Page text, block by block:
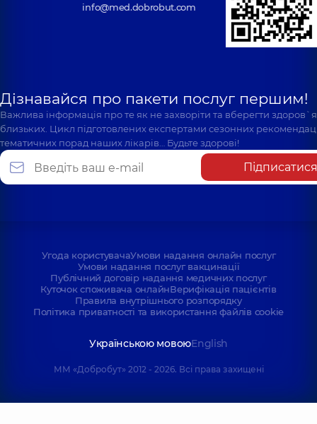
info@med.dobrobut.com
Дізнавайся про пакети послуг першим!
Важлива інформація про те як не захворіти та вберегти
близьких. Цикл підготовлених експертами сезонних
тематичних порад наших лікарів… Будьте здорові!
Підписатися
Угода користувачаУмови надання онлайн послуг
Умови надання послуг вакцинації
Публічний договір надання медичних послуг
Куточок споживача онлайнВерифікація пацієнтів
Правила внутрішнього розпорядку
Політика приватності та використання файлів cookie
Українською мовоюEnglish
ММ «Добробут» 2012 - 2026. Всі права захищені